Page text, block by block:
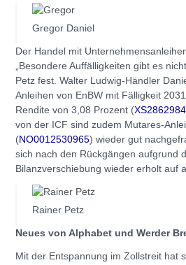
Gregor Daniel
Der Handel mit
„Besondere Auffälligkeiten gibt es
Petz fest. Walter Ludwig-Händler
Anleihen von EnBW mit Fälligkeit
Rendite von 3,08 Prozent (
von der ICF sind zudem Mutares-
(NO0012530965) wieder gut
sich nach den Rückgängen aufgrund
Bilanzverschiebung wieder erholt auf
Rainer Petz
Neues von Alphabet und Werder
Mit der Entspannung im Zollstreit hat